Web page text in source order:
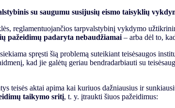
su saugumu susijusių eismo taisyklių
reglamentuojančios tarpvalstybinį vykdymo
pažeidimų padaryta nebaudžiamai – arba dėl to,
spręsti šią problemą suteikiant teisėsaugos
kad jie galėtų geriau bendradarbiauti su
teisės aktai apima kai kuriuos dažniausius ir
taikymo sritį, t. y. įtraukti šiuos pažeidimus: